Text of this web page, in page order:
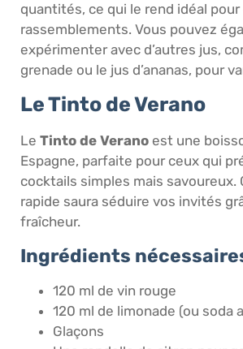
quantités, ce qui le rend idéal pour
rassemblements. Vous pouvez
expérimenter avec d’autres jus,
grenade ou le jus d’ananas, pour
Le Tinto de Verano
Le Tinto de Verano est une
Espagne, parfaite pour ceux qui
cocktails simples mais savoureux.
rapide saura séduire vos invités
fraîcheur.
Ingrédients
120 ml de vin rouge
120 ml de limonade (ou soda
Glaçons